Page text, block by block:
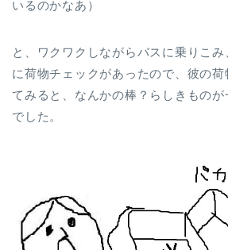
いるのかなあ）
と、ワクワクしながらバスに乗りこ
に荷物チェックがあったので、彼の
てみると、なんかの棒？らしきもの
でした。